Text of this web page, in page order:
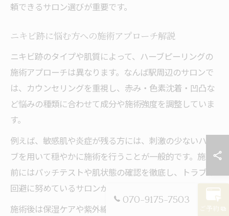
頼できるサロン選びが重要です。
ニキビ跡に悩む方への施術アプローチ解説
ニキビ跡のタイプや肌質によって、ハーブピーリングの
施術アプローチは異なります。なんば駅周辺のサロンで
は、カウンセリングを重視し、赤み・色素沈着・凹凸な
ど悩みの種類に合わせて成分や施術強度を調整していま
す。
例えば、敏感肌や炎症が残る方には、刺激の少ないハー
ブを用いて穏やかに施術を行うことが一般的です。施術
前にはパッチテストや肌状態の確認を徹底し、トラブル
回避に努めているサロンが多く見られます。
施術後は保湿ケアや紫外線対策が必須で、必要に応じて
070-9175-7503
ご予約